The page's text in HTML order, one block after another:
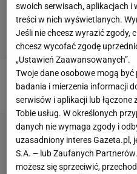
Calma House
swoich serwisach, aplikacjach i
treści w nich wyświetlanych.
Jeśli nie chcesz wyrazić zgody,
chcesz wycofać zgodę
„Ustawień Zaawansowanych”.
Twoje dane osobowe mogą
badania i mierzenia informacji
serwisów i aplikacji lub
Tobie usług. W określonych
danych nie wymaga zgody i
uzasadniony interes Gazeta.pl,
S.A. – lub Zaufanych
możesz się sprzeciwić,